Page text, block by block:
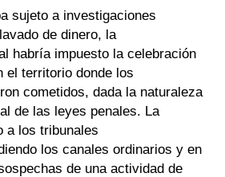
sujeto a investigaciones
de dinero, la
habría impuesto la celebración
el territorio donde los
cometidos, dada la naturaleza
de las leyes penales. La
a los tribunales
los canales ordinarios y en
de una actividad de